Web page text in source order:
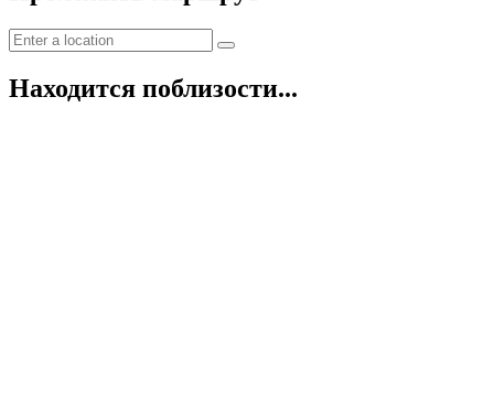
Находится поблизости...